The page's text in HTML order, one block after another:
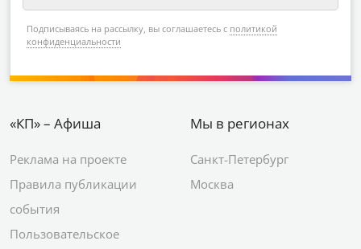
Подписываясь на рассылку, вы соглашаетесь с политикой
конфиденциальности
«КП» – Афиша
Реклама на проекте
Правила публикации
события
Пользовательское
Мы в регионах
Санкт-Петербург
Москва